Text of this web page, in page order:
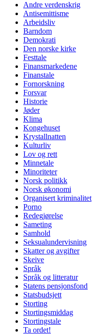
Andre verdenskrig
Antisemittisme
Arbeidsliv
Barndom
Demokrati
Den norske kirke
Festtale
Finansmarkedene
Finanstale
Fornorskning
Forsvar
Historie
Jøder
Klima
Kongehuset
Krystallnatten
Kulturliv
Lov og rett
Minnetale
Minoriteter
Norsk politikk
Norsk økonomi
Organisert kriminalitet
Porno
Redegjørelse
Sameting
Samhold
Seksualundervisning
Skatter og avgifter
Skeive
Språk
Språk og litteratur
Statens pensjonsfond
Statsbudsjett
Storting
Stortingsmiddag
Stortingstale
Ta ordet!